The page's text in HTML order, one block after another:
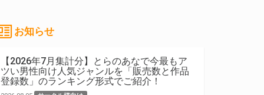
お知らせ
【2026年7月集計分】とらのあなで今最もア
ツい男性向け人気ジャンルを「販売数と作品
登録数」のランキング形式でご紹介！